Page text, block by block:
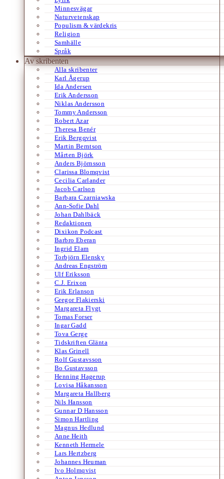
Minnesvägar
Naturvetenskap
Populism & värdekris
Religion
Samhälle
Språk
Av skribenten
Alla skribenter
Karl Ågerup
Ida Andersen
Erik Andersson
Niklas Andersson
Tommy Andersson
Robert Azar
Theresa Benér
Erik Bergqvist
Martin Berntson
Mårten Björk
Anders Björnsson
Clarissa Blomqvist
Cecilia Carlander
Jacob Carlson
Barbara Czarniawska
Ann-Sofie Dahl
Johan Dahlbäck
Redaktionen
Dixikon Podcast
Barbro Eberan
Ingrid Elam
Torbjörn Elensky
Andreas Engström
Ulf Eriksson
C.J. Erixon
Erik Erlanson
Gregor Flakierski
Margareta Flygt
Tomas Forser
Ingar Gadd
Tova Gerge
Tidskriften Glänta
Klas Grinell
Rolf Gustavsson
Bo Gustavsson
Henning Hagerup
Lovisa Håkansson
Margareta Hallberg
Nils Hansson
Gunnar D Hansson
Simon Hartling
Magnus Hedlund
Anne Heith
Kenneth Hermele
Lars Hertzberg
Johannes Heuman
Ivo Holmqvist